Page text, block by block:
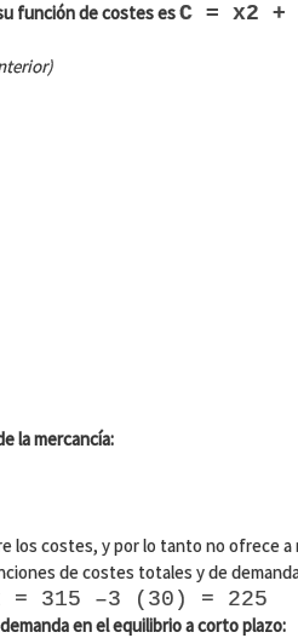
función de costes esC = x2 +
la mercancía:
los costes, y por lo tanto no ofrece a
de costes totales y de
= 315 –3 (30) = 225
en el equilibrio a corto plazo: